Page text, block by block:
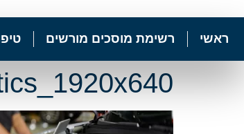
ראשי רשימת מוסכים מורשים